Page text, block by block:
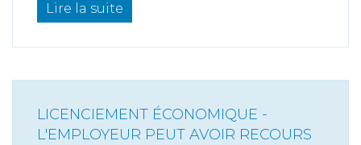
Lire la suite
LICENCIEMENT ÉCONOMIQUE -
L'EMPLOYEUR PEUT AVOIR RECOURS